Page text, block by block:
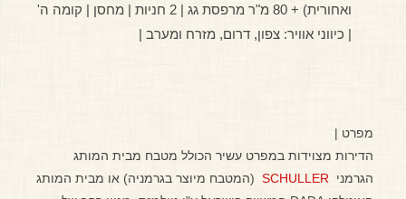
ואחורית) + 80 מ"ר מרפסת גג | 2 חניות | מחסן | קומה ה'
| כיווני אוויר: צפון, דרום, מזרח ומערב |
מפרט |
הדירות מצוידות במפרט עשיר הכולל מטבח מבית המותג
הגרמני SCHULLER ​ (המטבח מיוצר בגרמניה) או מבית המותג